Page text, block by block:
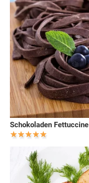
Schokoladen Fettuccine